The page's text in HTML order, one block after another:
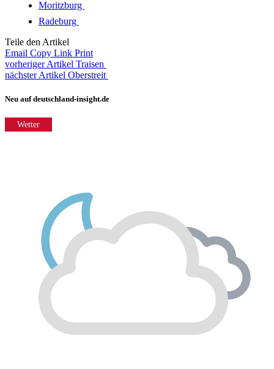
Moritzburg
Radeburg
Teile den Artikel
Email Copy Link Print
vorheriger Artikel Traisen
nächster Artikel Oberstreit
Neu auf deutschland-insight.de
Wetter